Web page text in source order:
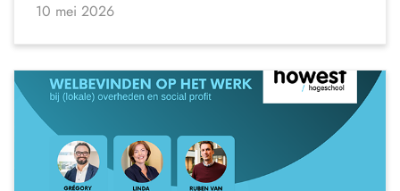
10 mei 2026